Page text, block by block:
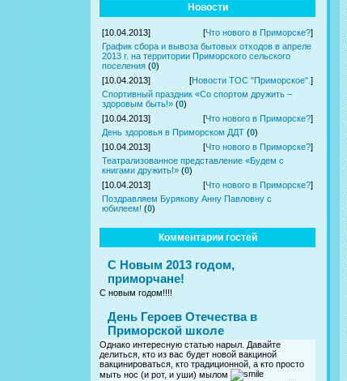
Новости
[10.04.2013] [Что нового в Приморске?]
График сбора и вывоза бытовых отходов в апреле
2013 г. на территории Приморского сельского
поселения (0)
[10.04.2013]
[Новости ТОС "Приморское". ]
Спортивный праздник «Со спортом дружить –
здоровым быть!» (0)
[10.04.2013]
[Что нового в Приморске?]
День здоровья в Приморском ДДТ (0)
[10.04.2013]
[Что нового в Приморске?]
Театрализованное представление «Будем с
книгами дружить!» (0)
[10.04.2013]
[Что нового в Приморске?]
Поздравляем Бурякову Анну Павловну с
юбилеем! (0)
Комментарии гостей
С Новым 2013 годом,
приморчане!
С новым годом!!!!
День Героев Отечества в
Приморской школе
Однако интересную статью нарыл. Давайте
делиться, кто из вас будет новой вакциной
вакцинироваться, кто традиционной, а кто просто
мыть нос (и рот, и уши) мылом